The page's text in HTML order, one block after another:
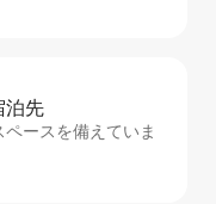
泊⁠先
ースを備えていま